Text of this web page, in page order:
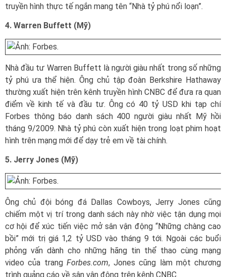
truyền hình thực tế ngắn mang tên “Nhà tỷ phú nổi loạn”.
4. Warren Buffett (Mỹ)
Nhà đầu tư Warren Buffett là người giàu nhất trong số những
tỷ phú ưa thể hiện. Ông chủ tập đoàn Berkshire Hathaway
thường xuất hiện trên kênh truyền hình CNBC để đưa ra quan
điểm về kinh tế và đầu tư. Ông có 40 tỷ USD khi tạp chí
Forbes thông báo danh sách 400 người giàu nhất Mỹ hồi
tháng 9/2009. Nhà tỷ phú còn xuất hiện trong loạt phim hoạt
hình trên mạng mới để dạy trẻ em về tài chính.
5. Jerry Jones (Mỹ)
Ông chủ đội bóng đá Dallas Cowboys, Jerry Jones cũng
chiếm một vị trí trong danh sách này nhờ việc tận dụng mọi
cơ hội để xúc tiến việc mở sân vận động “Những chàng cao
bồi” mới trị giá 1,2 tỷ USD vào tháng 9 tới. Ngoài các buổi
phỏng vấn dành cho những hãng tin thể thao cùng mạng
video của trang Forbes.com, Jones cũng làm một chương
trình quảng cáo về sân vận động trên kênh CNBC.